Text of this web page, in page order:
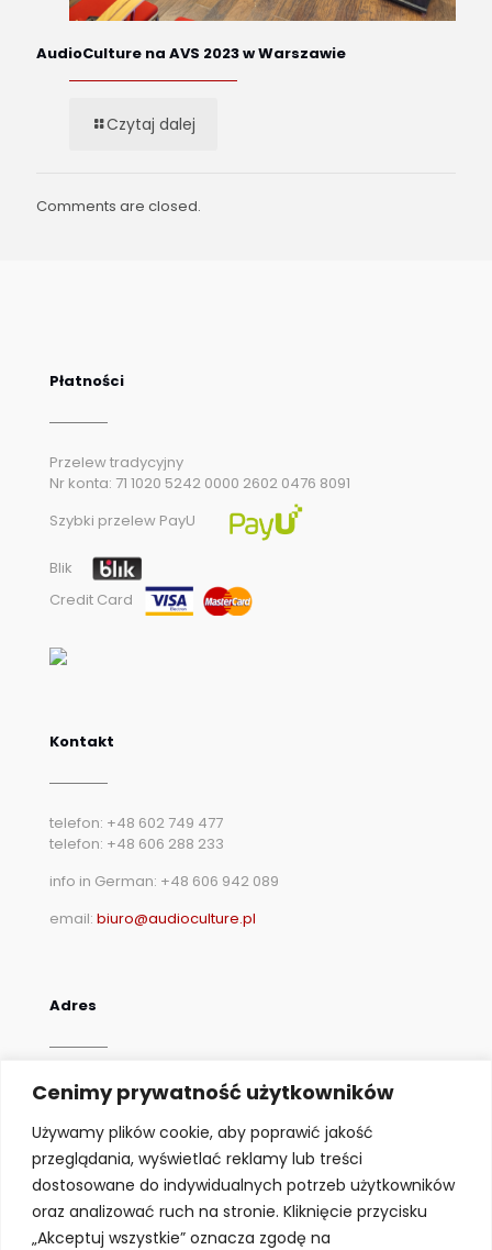
Cenimy prywatność użytkowników
Używamy plików cookie, aby poprawić jakość
przeglądania, wyświetlać reklamy lub treści
dostosowane do indywidualnych potrzeb użytkowników
oraz analizować ruch na stronie. Kliknięcie przycisku
„Akceptuj wszystkie” oznacza zgodę na
AudioCulture na AVS 2023 w Warszawie
Czytaj dalej
Comments are closed.
Płatności
Przelew tradycyjny
Nr konta: 71 1020 5242 0000 2602 0476 8091
Szybki przelew PayU
Blik
Credit Card
Kontakt
telefon: +48 602 749 477
telefon: +48 606 288 233
info in German: +48 606 942 089
email: biuro@audioculture.pl
Adres
AudioCulture Meble
ul. Rumiankowa 21
Kobierzyce 55-040
Polityka prywatności